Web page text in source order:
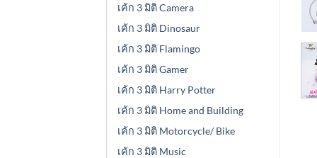
เค้ก 3 มิติ Camera
เค้ก 3 มิติ Dinosaur
เค้ก 3 มิติ Flamingo
เค้ก 3 มิติ Gamer
เค้ก 3 มิติ Harry Potter
เค้ก 3 มิติ Home and Building
เค้ก 3 มิติ Motorcycle/ Bike
เค้ก 3 มิติ Music